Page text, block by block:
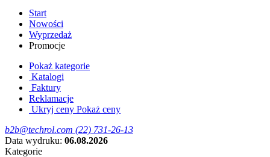
Start
Nowości
Wyprzedaż
Promocje
Pokaż kategorie
Katalogi
Faktury
Reklamacje
Ukryj ceny Pokaż ceny
b2b@techrol.com (22) 731-26-13
Data wydruku: 06.08.2026
Kategorie